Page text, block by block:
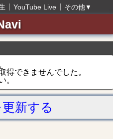
YouTube Live その他▼
得できませんでした。
。
新する